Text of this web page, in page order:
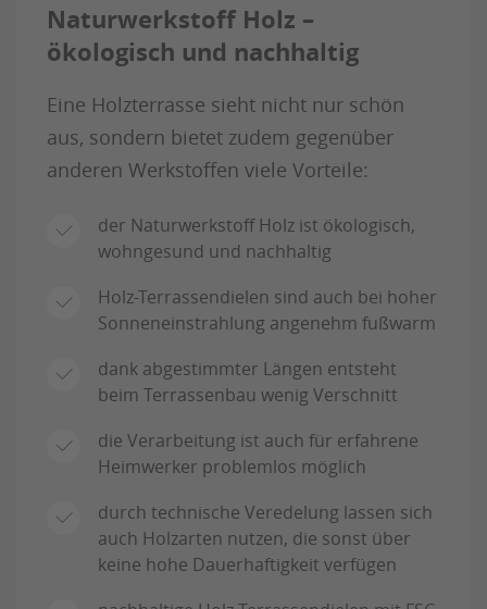
Naturwerkstoff Holz –
ökologisch und nachhaltig
Eine Holzterrasse sieht nicht nur schön
aus, sondern bietet zudem gegenüber
anderen Werkstoffen viele Vorteile:
der Naturwerkstoff Holz ist ökologisch,
wohngesund und nachhaltig
Holz-Terrassendielen sind auch bei hoher
Sonneneinstrahlung angenehm fußwarm
dank abgestimmter Längen entsteht
beim Terrassenbau wenig Verschnitt
die Verarbeitung ist auch für erfahrene
Heimwerker problemlos möglich
durch technische Veredelung lassen sich
auch Holzarten nutzen, die sonst über
keine hohe Dauerhaftigkeit verfügen